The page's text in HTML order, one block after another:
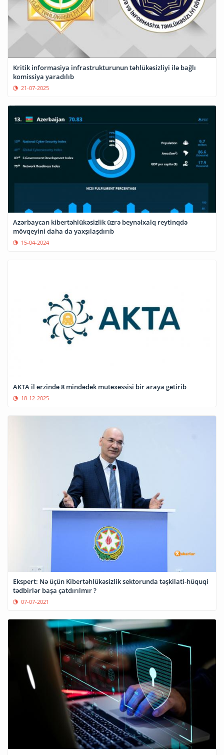
Kritik informasiya infrastrukturunun təhlükəsizliyi ilə bağlı
komissiya yaradılıb
21-07-2025
Azərbaycan kibertəhlükəsizlik üzrə beynəlxalq reytinqdə
mövqeyini daha da yaxşılaşdırıb
15-04-2024
AKTA il ərzində 8 mindədək mütəxəssisi bir araya gətirib
18-12-2025
Ekspert: Nə üçün Kibertəhlükəsizlik sektorunda təşkilati-hüquqi
tədbirlər başa çatdırılmır ?
07-07-2021